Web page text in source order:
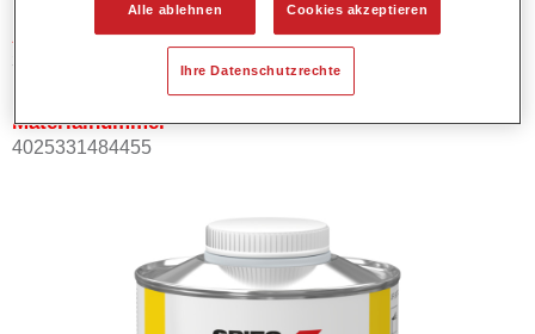
Artikelnummer
37192600
Materialnummer
4025331484455
Alle ablehnen Cookies akzeptieren
Ihre Datenschutzrechte